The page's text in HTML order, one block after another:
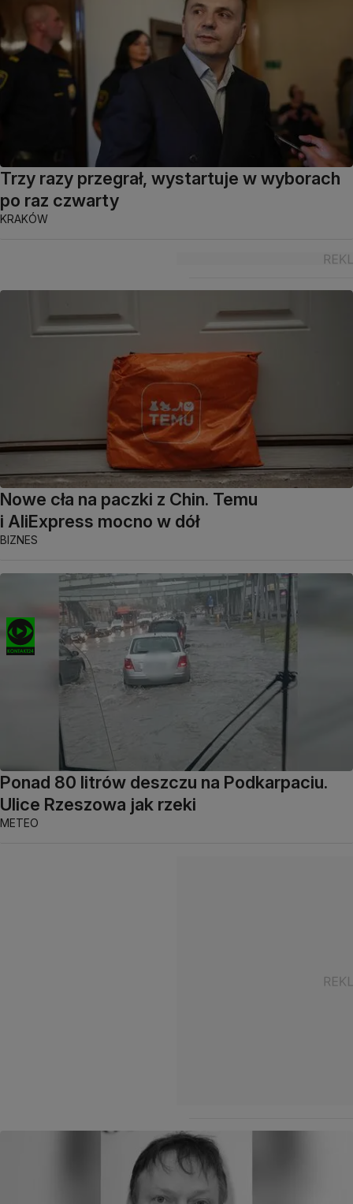
Trzy razy przegrał, wystartuje w wyborach
po raz czwarty
KRAKÓW
Nowe cła na paczki z Chin. Temu
i AliExpress mocno w dół
BIZNES
Ponad 80 litrów deszczu na Podkarpaciu.
Ulice Rzeszowa jak rzeki
METEO